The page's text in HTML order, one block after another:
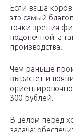
Если ваша
это самый
точки зрения
подопечной, а
производства.
Чем раньше
вырастет и
300 рублей.
В целом перед
задача: